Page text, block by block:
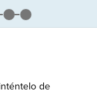
de